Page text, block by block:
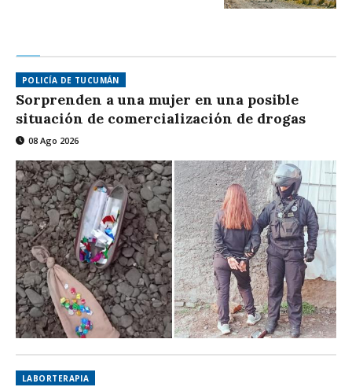
POLICÍA DE TUCUMÁN
Sorprenden a una mujer en una posible
situación de comercialización de drogas
08 Ago 2026
LABORTERAPIA